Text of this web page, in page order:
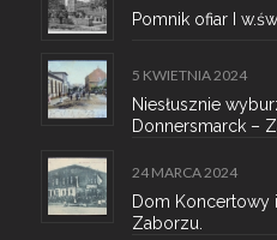
Pomnik ofiar I
5 KWIETNIA 2024
Niesłusznie
Donnersmarck –
24 MARCA 2024
Dom Koncertowy
Zaborzu.